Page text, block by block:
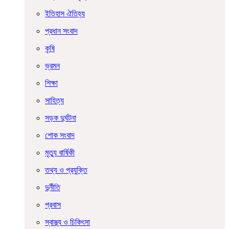
ইতিহাস ঐতিহ্য
প্রধান সংবাদ
কৃষি
ভ্রমন
শিক্ষা
সাহিত্য
সড়ক দুর্ঘটনা
শোক সংবাদ
মৃত্যু বার্ষিকী
তথ্য ও প্রযুক্তি
দুর্নীতি
প্রবাস
স্বাস্থ্য ও চিকিৎসা